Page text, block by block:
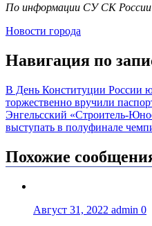
По информации СУ СК
Новости города
Навигация по
В День Конституции России
торжественно вручили
Энгельсский «Строитель-
выступать в полуфинале
Похожие
Август 31, 2022 admin 0